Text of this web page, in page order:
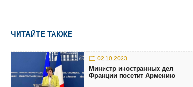
ЧИТАЙТЕ ТАКЖЕ
02.10.2023
Министр иностранных дел
Франции посетит Армению